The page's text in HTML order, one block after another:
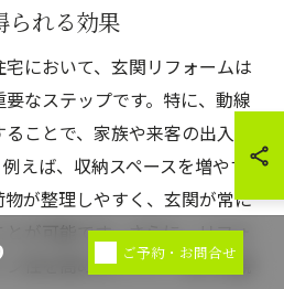
られる効果
において、玄関リフォームは
なステップです。特に、動線
ことで、家族や来客の出入り
えば、収納スペースを増やす
が整理しやすく、玄関が常に
とが可能です。さらに、リフォ
性を高めることで、家の外観
ご予約・お問合せ